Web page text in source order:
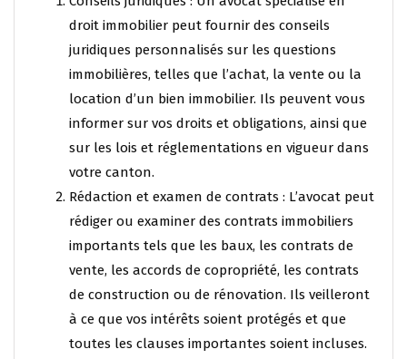
droit immobilier peut fournir des conseils
juridiques personnalisés sur les questions
immobilières, telles que l’achat, la vente ou la
location d’un bien immobilier. Ils peuvent vous
informer sur vos droits et obligations, ainsi que
sur les lois et réglementations en vigueur dans
votre canton.
Rédaction et examen de contrats : L’avocat peut
rédiger ou examiner des contrats immobiliers
importants tels que les baux, les contrats de
vente, les accords de copropriété, les contrats
de construction ou de rénovation. Ils veilleront
à ce que vos intérêts soient protégés et que
toutes les clauses importantes soient incluses.